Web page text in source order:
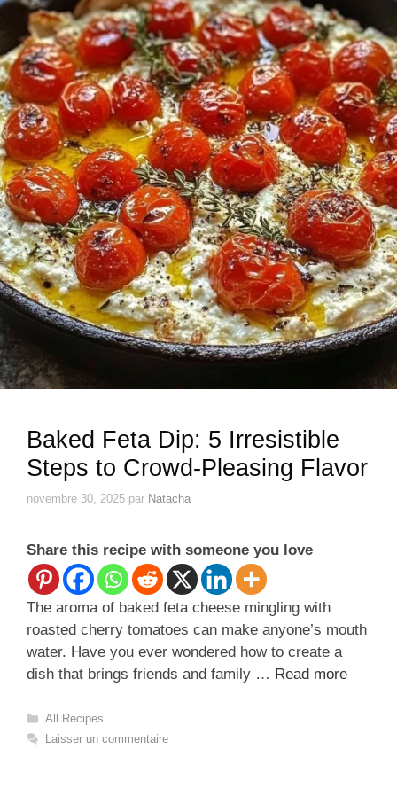
Baked Feta Dip: 5 Irresistible
Steps to Crowd-Pleasing Flavor
novembre 30, 2025 par Natacha
Share this recipe with someone you love
The aroma of baked feta cheese mingling with
roasted cherry tomatoes can make anyone’s mouth
water. Have you ever wondered how to create a
dish that brings friends and family … Read more
Catégories
All Recipes
Laisser un commentaire